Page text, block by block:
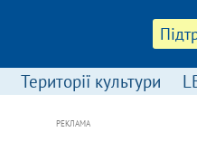
Території культури
РЕКЛАМА